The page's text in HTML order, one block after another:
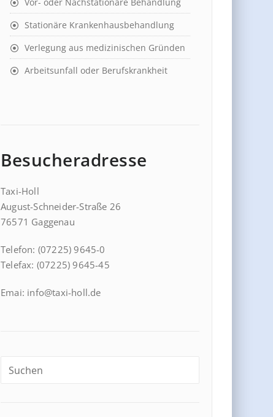
Stationäre Krankenhausbehandlung
Verlegung aus medizinischen Gründen
Arbeitsunfall oder Berufskrankheit
Besucheradresse
Taxi-Holl
August-Schneider-Straße 26
76571 Gaggenau
Telefon: (07225) 9645-0
Telefax: (07225) 9645-45
Emai: info@taxi-holl.de